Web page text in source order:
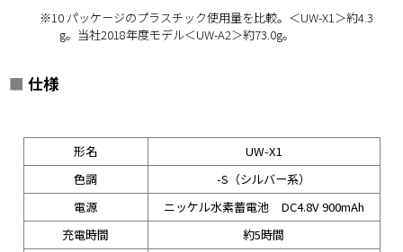
※10 パッケージのプラスチック使用量を比較。＜UW-X1＞約4.3
g。当社2018年度モデル＜UW-A2＞約73.0g。
■ 仕様
形名
UW-X1
色調
-S（シルバー系）
電源
ニッケル水素蓄電池 DC4.8V 900mAh
充電時間
約5時間